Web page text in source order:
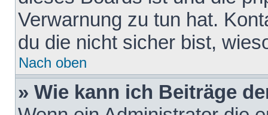
Verwarnung zu tun hat.
du die nicht sicher bist,
Nach oben
» Wie kann ich Beiträge